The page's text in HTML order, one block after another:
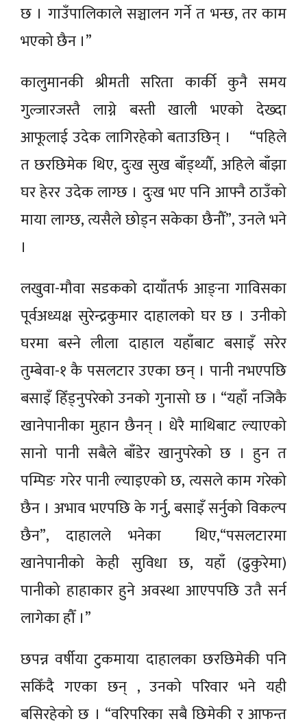
छ । गाउँपालिकाले सञ्चालन गर्ने त भन्छ, तर काम
भएको छैन ।”
कालुमानकी श्रीमती सरिता कार्की कुनै समय
गुल्जारजस्तै लाग्ने बस्ती खाली भएको देख्दा
आफूलाई उदेक लागिरहेको बताउछिन् । “पहिले
त छरछिमेक थिए, दुःख सुख बाँड्थ्यौँ, अहिले बाँझा
घर हेरर उदेक लाग्छ । दुःख भए पनि आफ्नै ठाउँको
माया लाग्छ, त्यसैले छोड्न सकेका छैनौँ”, उनले भने
।
लखुवा-मौवा सडकको दायाँतर्फ आङ्ना गाविसका
पूर्वअध्यक्ष सुरेन्द्रकुमार दाहालको घर छ । उनीको
घरमा बस्ने लीला दाहाल यहाँबाट बसाइँ सरेर
तुम्बेवा-१ कै पसलटार उएका छन् । पानी नभएपछि
बसाइँ हिँड्नुपरेको उनको गुनासो छ । “यहाँ नजिकै
खानेपानीका मुहान छैनन् । धेरै माथिबाट ल्याएको
सानो पानी सबैले बाँडेर खानुपरेको छ । हुन त
पम्पिङ गरेर पानी ल्याइएको छ, त्यसले काम गरेको
छैन । अभाव भएपछि के गर्नु, बसाइँ सर्नुको विकल्प
छैन”, दाहालले भनेका थिए,“पसलटारमा
खानेपानीको केही सुविधा छ, यहाँ (ढुकुरेमा)
पानीको हाहाकार हुने अवस्था आएपपछि उतै सर्न
लागेका हौँ ।”
छपन्न वर्षीया टुकमाया दाहालका छरछिमेकी पनि
सकिँदै गएका छन् , उनको परिवार भने यही
बसिरहेको छ । “वरिपरिका सबै छिमेकी र आफन्त